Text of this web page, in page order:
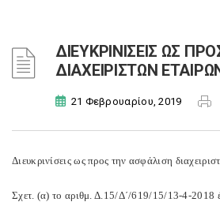
ΔΙΕΥΚΡΙΝΙΣΕΙΣ ΩΣ
ΔΙΑΧΕΙΡΙΣΤΩΝ
21 Φεβρουαρίου, 2019
Διευκρινίσεις ως προς την ασφάλιση
Σχετ. (α) το αριθμ. Δ.15/Δ΄/619/15/13-4-2018